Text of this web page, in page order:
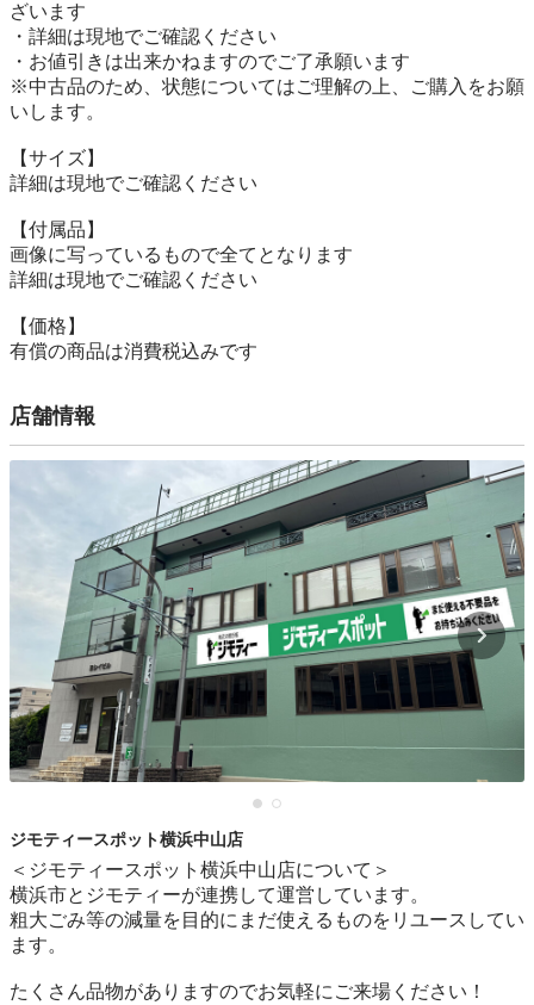
ざいます
・詳細は現地でご確認ください
・お値引きは出来かねますのでご了承願います
※中古品のため、状態についてはご理解の上、ご購入をお願
いします。
【サイズ】
詳細は現地でご確認ください
【付属品】
画像に写っているもので全てとなります
詳細は現地でご確認ください
【価格】
有償の商品は消費税込みです
店舗情報
ジモティースポット横浜中山店
＜ジモティースポット横浜中山店について＞
横浜市とジモティーが連携して運営しています。
粗⼤ごみ等の減量を⽬的にまだ使えるものをリユースしてい
ます。
たくさん品物がありますのでお気軽にご来場ください！